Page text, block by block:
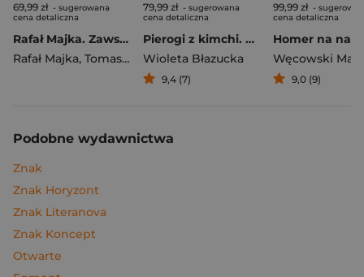
69,99 zł - sugerowana
cena detaliczna
Rafał Majka. Zawsze z przodu. Rozmawia Tomasz Kalemba - książka z autografem
Rafał Majka, Tomasz Kalemba
79,99 zł - sugerowana
cena detaliczna
Pierogi z kimchi. Moje ulubione azjatyckie przepisy
Wioleta Błazucka
9,4 (7)
99,99 zł -
cena detaliczna
Węcowski
9,0 (9)
Podobne wydawnictwa
Znak
Znak Horyzont
Znak Literanova
Znak Koncept
Otwarte